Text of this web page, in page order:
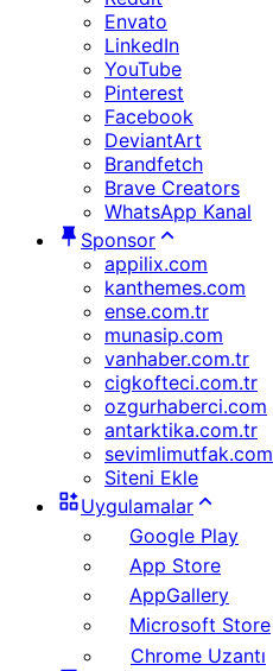
Envato
LinkedIn
YouTube
Pinterest
Facebook
DeviantArt
Brandfetch
Brave Creators
WhatsApp Kanal
Sponsor
appilix.com
kanthemes.com
ense.com.tr
munasip.com
vanhaber.com.tr
cigkofteci.com.tr
ozgurhaberci.com
antarktika.com.tr
sevimlimutfak.com
Siteni Ekle
Uygulamalar
Google Play
App Store
AppGallery
Microsoft Store
Chrome Uzantı